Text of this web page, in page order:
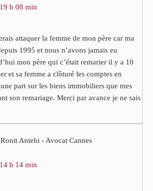
h 08 min
attaquer la femme de mon père car ma
1995 et nous n’avons jamais eu
mon père qui c’était remarier il y a 10
et sa femme a clôturé les comptes en
part sur les biens immobiliers que mes
son remariage. Merci par avance je ne sais
Antebi - Avocat Cannes
h 14 min